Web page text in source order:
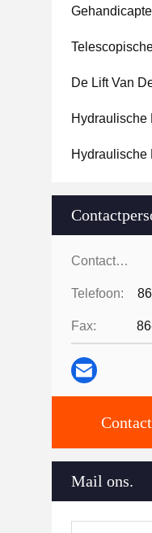
De Lift Van
Hydraulische
Hydraulische
Contactpersonen:
Telefoon:
Fax:
Mail ons.